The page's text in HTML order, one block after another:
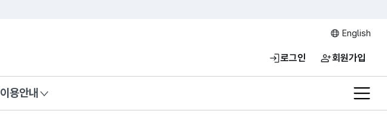
English
로그인 회원가입
전체
이용안내